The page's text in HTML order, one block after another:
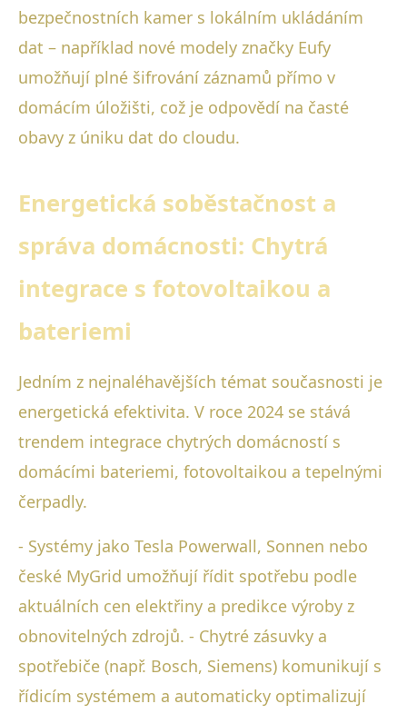
bezpečnostních kamer s lokálním ukládáním
dat – například nové modely značky Eufy
umožňují plné šifrování záznamů přímo v
domácím úložišti, což je odpovědí na časté
obavy z úniku dat do cloudu.
Energetická soběstačnost a
správa domácnosti: Chytrá
integrace s fotovoltaikou a
bateriemi
Jedním z nejnaléhavějších témat současnosti je
energetická efektivita. V roce 2024 se stává
trendem integrace chytrých domácností s
domácími bateriemi, fotovoltaikou a tepelnými
čerpadly.
- Systémy jako Tesla Powerwall, Sonnen nebo
české MyGrid umožňují řídit spotřebu podle
aktuálních cen elektřiny a predikce výroby z
obnovitelných zdrojů. - Chytré zásuvky a
spotřebiče (např. Bosch, Siemens) komunikují s
řídicím systémem a automaticky optimalizují